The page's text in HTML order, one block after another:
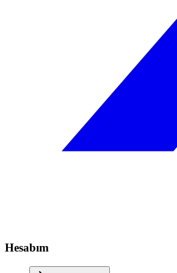
Hesabım